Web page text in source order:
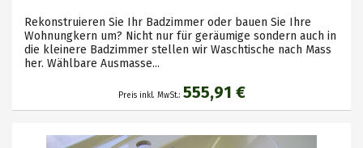
Rekonstruieren Sie Ihr Badzimmer oder bauen Sie Ihre
Wohnungkern um? Nicht nur für geräumige sondern auch in
die kleinere Badzimmer stellen wir Waschtische nach Mass
her. Wählbare Ausmasse...
Preis inkl. MwSt.: 555,91 €